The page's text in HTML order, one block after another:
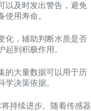
以及时发出警告，避免
使用寿命。
化，辅助判断水质是否
起到积极作用。
的大量数据可以用于历
学决策依据。
持续进步。随着传感器